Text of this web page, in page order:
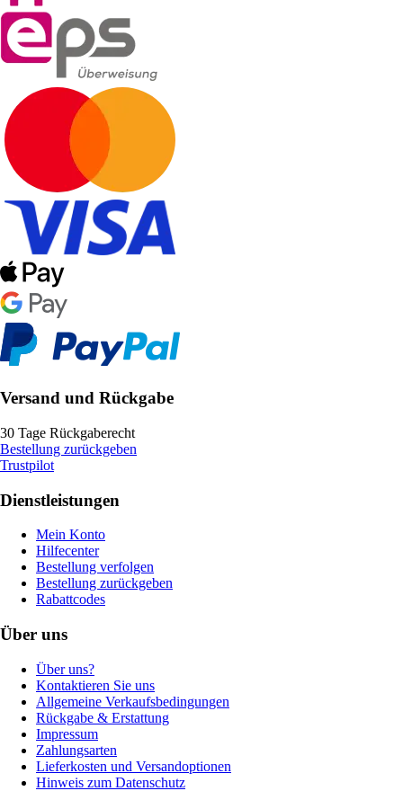
Versand und Rückgabe
30 Tage Rückgaberecht
Bestellung zurückgeben
Trustpilot
Dienstleistungen
Mein Konto
Hilfecenter
Bestellung verfolgen
Bestellung zurückgeben
Rabattcodes
Über uns
Über uns?
Kontaktieren Sie uns
Allgemeine Verkaufsbedingungen
Rückgabe & Erstattung
Impressum
Zahlungsarten
Lieferkosten und Versandoptionen
Hinweis zum Datenschutz